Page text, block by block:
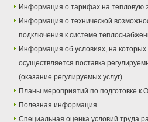
Информация о тарифах на тепловую
Информация о технической
подключения к системе
Информация об условиях, на которых
осуществляется поставка
(оказание регулируемых услуг)
Планы мероприятий по подготовке к
Полезная информация
Специальная оценка условий труда